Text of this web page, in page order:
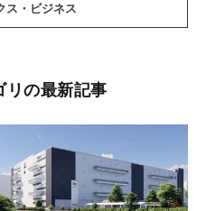
ス・ビジネス
リの最新記事